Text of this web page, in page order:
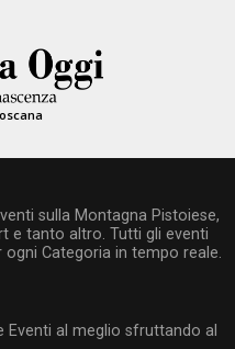
sulla Montagna Pistoiese,
e tanto altro. Tutti gli eventi
Categoria in tempo reale.
Eventi al meglio sfruttando al